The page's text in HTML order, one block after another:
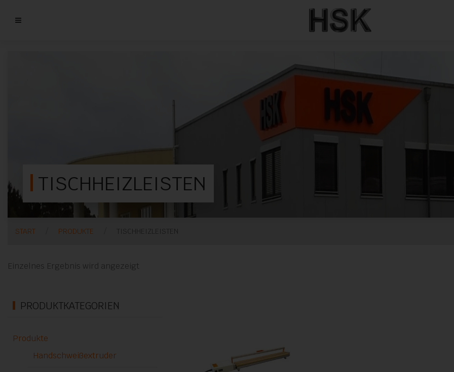
TISCHHEIZLEISTEN
START PRODUKTE TISCHHEIZLEISTEN
Einzelnes Ergebnis wird angezeigt
PRODUKTKATEGORIEN
Produkte
Handschweißextruder